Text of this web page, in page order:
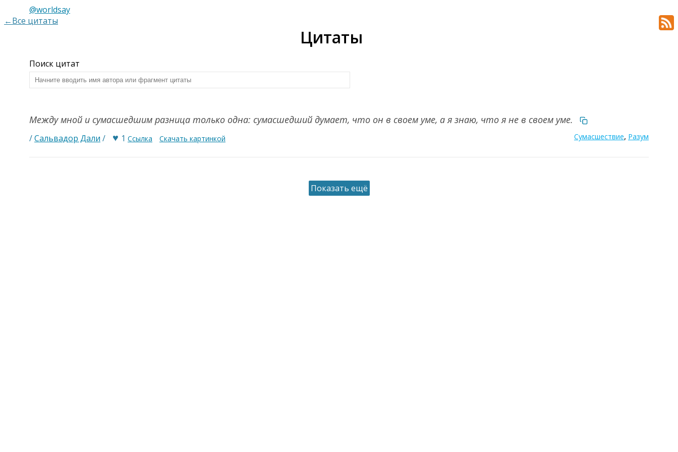
@worldsay
←Все цитаты
Цитаты
Поиск цитат
Между мной и сумасшедшим разница только одна: сумасшедший думает, что он в своем уме, а я знаю, что я не в своем уме.
/Сальвадор Дали / ♥ 1 Ссылка Скачать картинкой Сумасшествие, Разум
Показать ещё